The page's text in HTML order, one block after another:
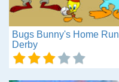
Bugs Bunny's Home Run
Derby